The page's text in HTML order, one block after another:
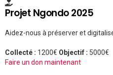
Projet Ngondo 2025
Aidez-nous à préserver et
Collecté : 1200€ Objectif : 5000€
Faire un don maintenant